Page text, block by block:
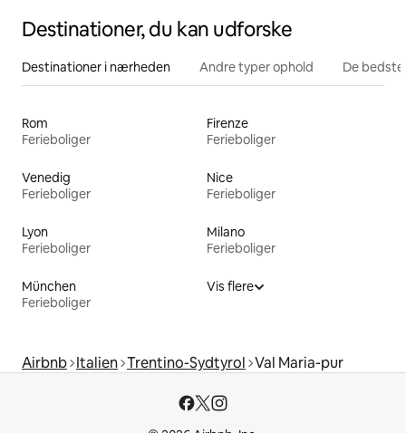
Destinationer, du kan udforske
Destinationer i nærheden Andre typer ophold De
Rom
Ferieboliger
Firenze
Ferieboliger
Venedig
Ferieboliger
Nice
Ferieboliger
Lyon
Ferieboliger
Milano
Ferieboliger
München
Ferieboliger
Vis flere
Airbnb Italien Trentino-Sydtyrol Val Maria-pur